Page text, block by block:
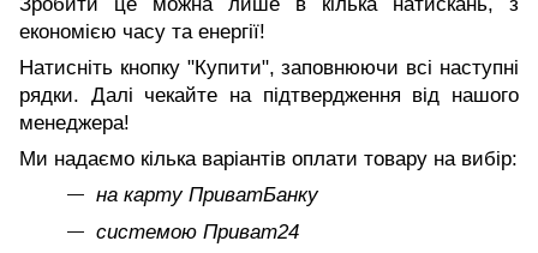
економією часу та енергії!
Натисніть кнопку "Купити", заповнюючи всі наступні
рядки. Далі чекайте на підтвердження від нашого
менеджера!
Ми надаємо кілька варіантів оплати товару на вибір:
на карту ПриватБанку
системою Приват24